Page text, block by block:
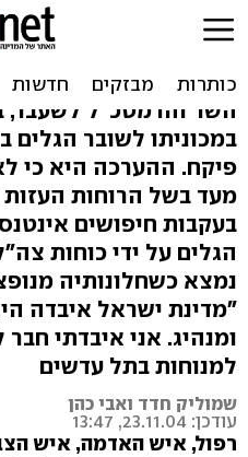
רפאל איתן
איבדתי חבר
במכוניתו לשובר הגלים
פיקח. ההערכה היא כי
מעד בשל הרוחות העזות
בעקבות חיפושים
הגלים על ידי כוחות
נמצא כשחלונותיה
"מדינת ישראל איבדה
ומנהיג. אני איבדתי
למנוחות בתל עדשים
שמוליק חדד ואבי כהן
עודכן: 23.11.04, 13:47
רפול, איש האדמה, איש